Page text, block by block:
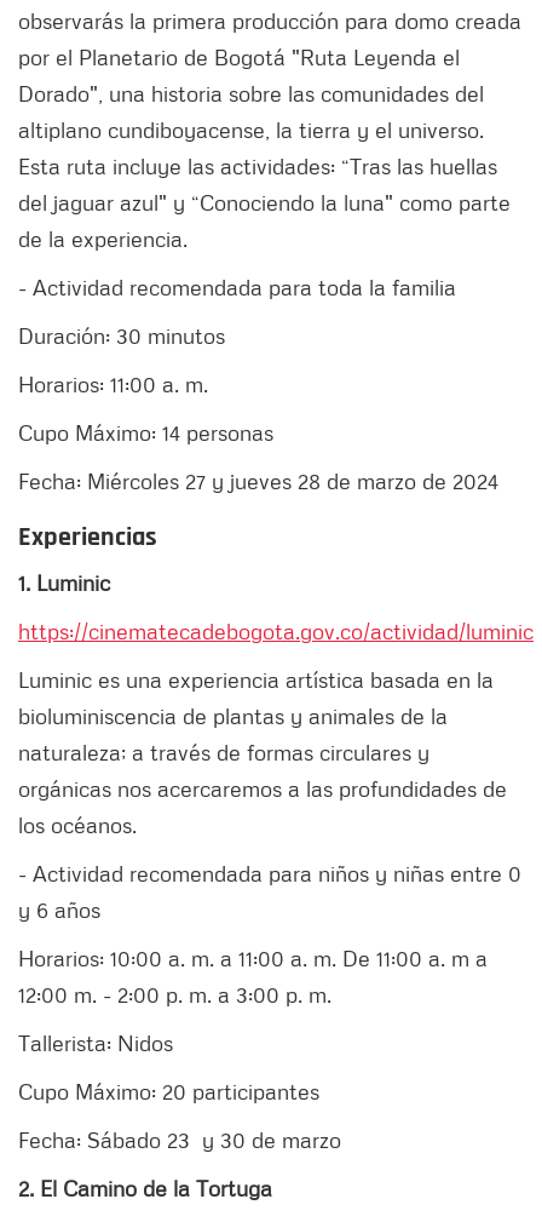
observarás la primera producción para domo creada
por el Planetario de Bogotá "Ruta Leyenda el
Dorado", una historia sobre las comunidades del
altiplano cundiboyacense, la tierra y el universo.
Esta ruta incluye las actividades: “Tras las huellas
del jaguar azul" y “Conociendo la luna" como parte
de la experiencia.
- Actividad recomendada para toda la familia
Duración: 30 minutos
Horarios: 11:00 a. m.
Cupo Máximo: 14 personas
Fecha: Miércoles 27 y jueves 28 de marzo de 2024
Experiencias
1. Luminic
https://cinematecadebogota.gov.co/actividad/luminic
Luminic es una experiencia artística basada en la
bioluminiscencia de plantas y animales de la
naturaleza; a través de formas circulares y
orgánicas nos acercaremos a las profundidades de
los océanos.
- Actividad recomendada para niños y niñas entre 0
y 6 años
Horarios: 10:00 a. m. a 11:00 a. m. De 11:00 a. m a
12:00 m. - 2:00 p. m. a 3:00 p. m.
Tallerista: Nidos
Cupo Máximo: 20 participantes
Fecha: Sábado 23 y 30 de marzo
2. El Camino de la Tortuga